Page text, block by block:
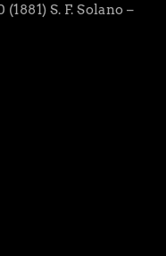
S. F. Solano –